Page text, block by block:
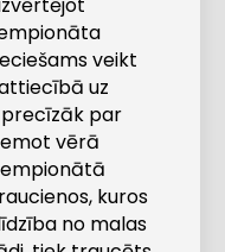
veikt
uz
precīzāk par
vērā
kuros
no malas